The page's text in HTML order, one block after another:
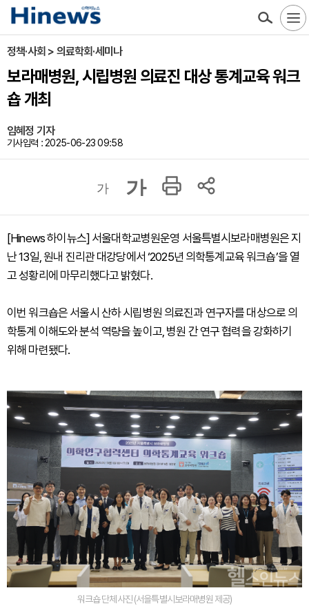
정책·사회 > 의료학회·세미나
보라매병원, 시립병원 의료진 대상 통계교육 워크
숍 개최
임혜정 기자
기사입력 : 2025-06-23 09:58
가 가
[Hinews 하이뉴스] 서울대학교병원운영 서울특별시보라매병원은 지
난 13일, 원내 진리관 대강당에서 ‘2025년 의학통계교육 워크숍’을 열
고 성황리에 마무리했다고 밝혔다.
이번 워크숍은 서울시 산하 시립병원 의료진과 연구자를 대상으로 의
학통계 이해도와 분석 역량을 높이고, 병원 간 연구 협력을 강화하기
위해 마련됐다.
워크숍 단체사진 (서을특별시보라매병원 제공)